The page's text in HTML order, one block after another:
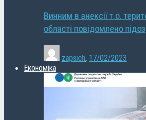
Винним в анексії т.о.
області повідомлено
zapsich, 17/02/2023
Економіка